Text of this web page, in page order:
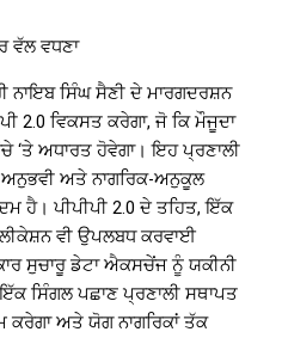
ਵੱਲ ਵਧਣਾ
ਨਾਇਬ ਸਿੰਘ ਸੈਣੀ ਦੇ ਮਾਰਗਦਰਸ਼ਨ
2.0 ਵਿਕਸਤ ਕਰੇਗਾ, ਜੋ ਕਿ ਮੌਜੂਦਾ
‘ਤੇ ਅਧਾਰਤ ਹੋਵੇਗਾ। ਇਹ ਪ੍ਰਣਾਲੀ
ਅਤੇ ਨਾਗਰਿਕ-ਅਨੁਕੂਲ
ਹੈ। ਪੀਪੀਪੀ 2.0 ਦੇ ਤਹਿਤ, ਇੱਕ
ਵੀ ਉਪਲਬਧ ਕਰਵਾਈ
ਸੁਚਾਰੂ ਡੇਟਾ ਐਕਸਚੇਂਜ ਨੂੰ ਯਕੀਨੀ
ਇੱਕ ਸਿੰਗਲ ਪਛਾਣ ਪ੍ਰਣਾਲੀ ਸਥਾਪਤ
ਅਤੇ ਯੋਗ ਨਾਗਰਿਕਾਂ ਤੱਕ